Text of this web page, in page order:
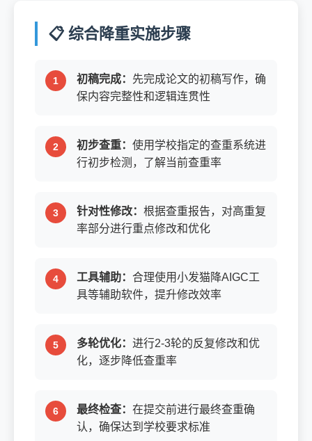
📋 综合降重实施步骤
初稿完成： 先完成论文的初稿写作，确
保内容完整性和逻辑连贯性
初步查重： 使用学校指定的查重系统进
行初步检测，了解当前查重率
针对性修改： 根据查重报告，对高重复
率部分进行重点修改和优化
工具辅助： 合理使用小发猫降AIGC工
具等辅助软件，提升修改效率
多轮优化： 进行2-3轮的反复修改和优
化，逐步降低查重率
最终检查： 在提交前进行最终查重确
认，确保达到学校要求标准